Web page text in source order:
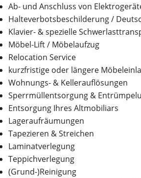
Ab- und Anschluss von
Halteverbotsbeschilderung /
Klavier- & spezielle
Möbel-Lift / Möbelaufzug
Relocation Service
kurzfristige oder längere
Wohnungs- & Kellerauflösungen
Sperrmüllentsorgung &
Entsorgung Ihres Altmobiliars
Lageraufräumungen
Tapezieren & Streichen
Laminatverlegung
Teppichverlegung
(Grund-)Reinigung